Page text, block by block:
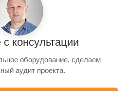
консультации
оборудование, сделаем
аудит проекта.